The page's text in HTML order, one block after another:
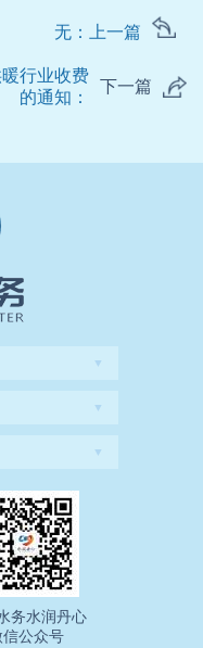
无：上一篇
行业收费
的通知：
下一篇
▼
▼
▼
务水润丹心
信公众号